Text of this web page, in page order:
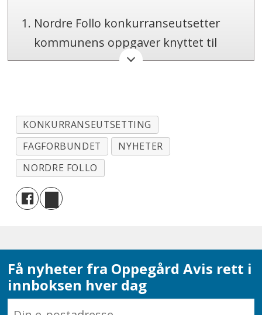
Nordre Follo konkurranseutsetter
kommunens oppgaver knyttet til
brøyting, med tilhørende oppgaver
kartlegging av hvilke oppgaver innen
sommerdrift som kan utføres med
gjenværende mannskaper. Oppgaver
som ikke kan løses med gjenværende
bemanning konkurranseutsettes
Konkurranseutsettingen gjøres
gjennom en anbudskonkurranse
med en øvre kostnadsramme med
KONKURRANSEUTSETTING
FAGFORBUNDET
NYHETER
NORDRE FOLLO
Få nyheter fra Oppegård Avis rett i
innboksen hver dag